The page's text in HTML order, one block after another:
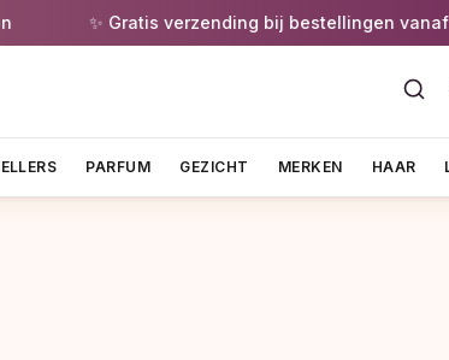
✨ Gratis verzending bij bestellingen vanaf €55
PARFUM GEZICHT MERKEN HAAR